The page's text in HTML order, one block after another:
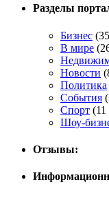
Разделы
Бизнес
В мире
Новости
Политика
События
Спорт (11
Шоу-
Отзывы: